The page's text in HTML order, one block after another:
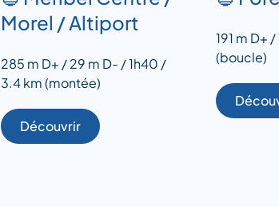
Morel / Altiport
285 m D+ / 29 m D- / 1h40 /
3.4 km (montée)
Découvrir
191 m D+
(boucle)